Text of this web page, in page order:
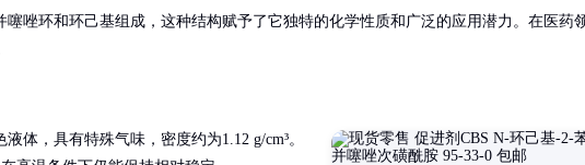
噻唑环和环己基组成，这种结构赋予了它独特的化学性质和广泛的应用潜力。在医药
体，具有特殊气味，密度约为1.12 g/cm³。